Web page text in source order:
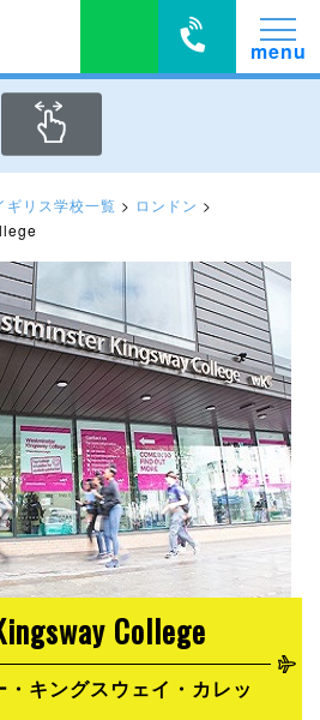
ギリス学校一覧 > ロンドン >
College
キングスウェイ・カレッ